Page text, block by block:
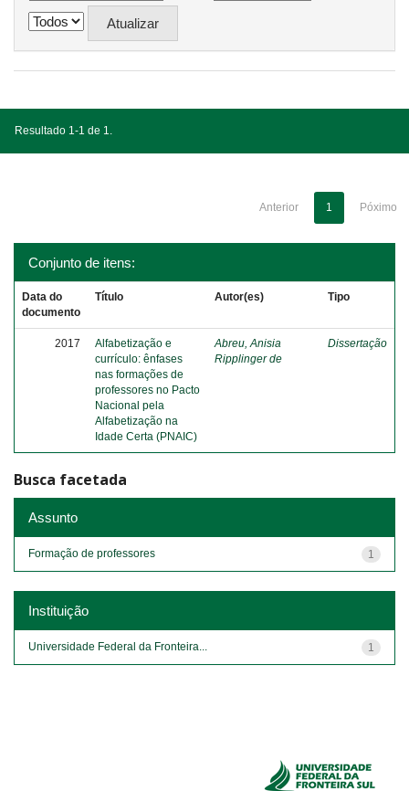
Resultado 1-1 de 1.
Anterior 1 Póximo
Conjunto de itens:
Data do
documento
Título Autor(es) Tipo
2017
Alfabetização e
currículo: ênfases
nas formações de
professores no Pacto
Nacional pela
Alfabetização na
Idade Certa (PNAIC)
Abreu, Anisia
Ripplinger de
Dissertação
Busca facetada
Assunto
1
Formação de professores
Instituição
1
Universidade Federal da Fronteira...